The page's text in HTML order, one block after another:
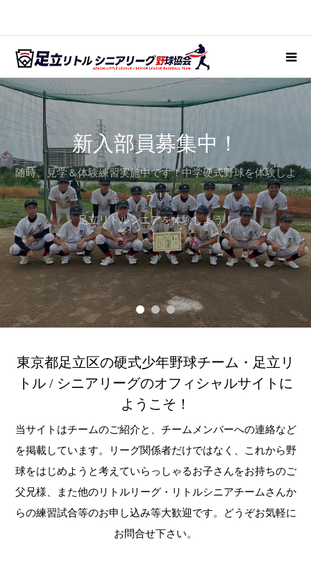
新入部員募集中！
随時、見学＆体験練習実施中です！中学硬式野球を体験しよ
う！
足立リトルシニアを体験しよう！
入団案内はこちら
東京都足立区の硬式少年野球チーム・足立リ
トル / シニアリーグのオフィシャルサイトに
ようこそ！
当サイトはチームのご紹介と、チームメンバーへの連絡など
を掲載しています。リーグ関係者だけではなく、これから野
球をはじめようと考えていらっしゃるお子さんをお持ちのご
父兄様、また他のリトルリーグ・リトルシニアチームさんか
らの練習試合等のお申し込み等大歓迎です。どうぞお気軽に
お問合せ下さい。